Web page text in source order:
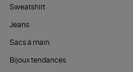
Sweatshirt
Jeans
Sacs à main
Bijoux tendances